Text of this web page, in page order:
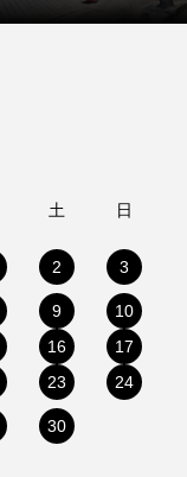
土 日
2 3
9
10
16
17
23 24
30